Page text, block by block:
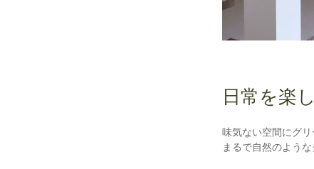
日常を楽
味気ない空間にグ
まるで自然のよう